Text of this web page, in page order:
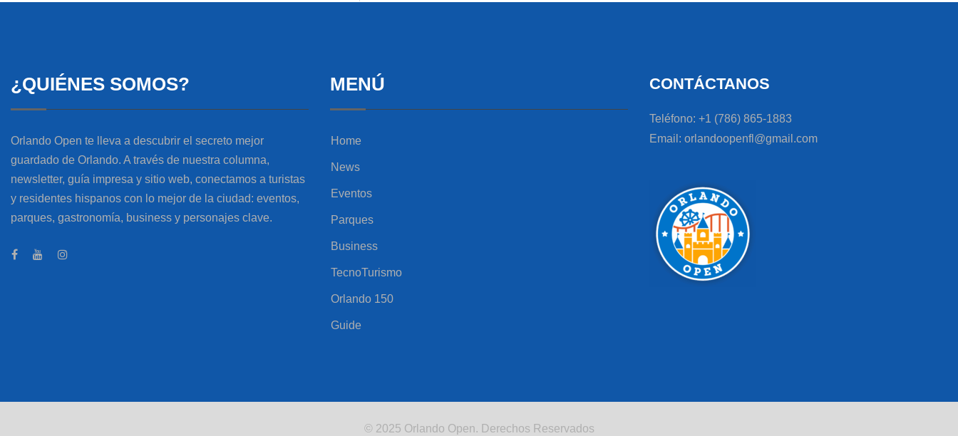
¿QUIÉNES SOMOS?
Orlando Open te lleva a descubrir el secreto mejor
guardado de Orlando. A través de nuestra columna,
newsletter, guía impresa y sitio web, conectamos a turistas
y residentes hispanos con lo mejor de la ciudad: eventos,
parques, gastronomía, business y personajes clave.
MENÚ
Home
News
Eventos
Parques
Business
TecnoTurismo
Orlando 150
Guide
CONTÁCTANOS
Teléfono: +1 (786) 865-1883
Email: orlandoopenfl@gmail.com
© 2025 Orlando Open. Derechos Reservados